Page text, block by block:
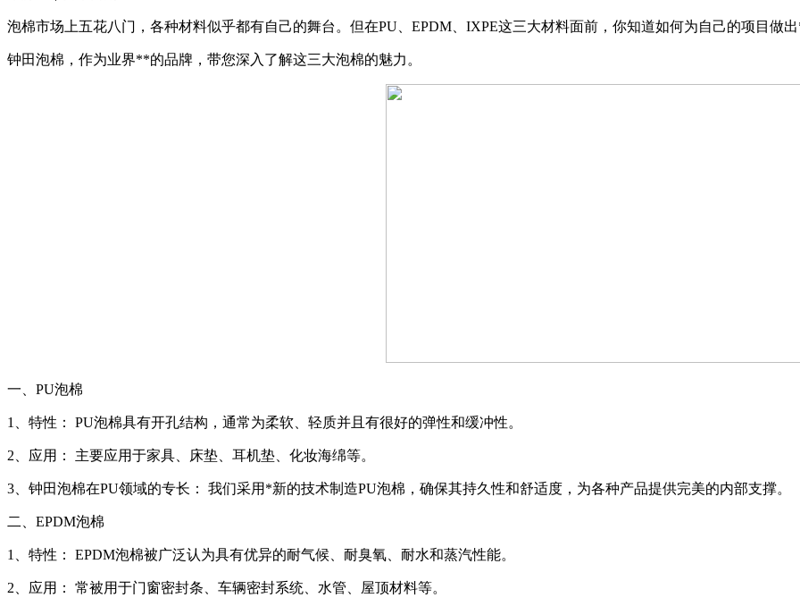
泡棉市场上五花八门，各种材料似乎都有自己的舞台。但在PU、EPDM、IXPE这三大材料面前，你知道如何为自己的项目做
钟田泡棉，作为业界**的品牌，带您深入了解这三大泡棉的魅力。
一、PU泡棉
1、特性： PU泡棉具有开孔结构，通常为柔软、轻质并且有很好的弹性和缓冲性。
2、应用： 主要应用于家具、床垫、耳机垫、化妆海绵等。
3、钟田泡棉在PU领域的专长： 我们采用*新的技术制造PU泡棉，确保其持久性和舒适度，为各种产品提供完美的内部支撑。
二、EPDM泡棉
1、特性： EPDM泡棉被广泛认为具有优异的耐气候、耐臭氧、耐水和蒸汽性能。
2、应用： 常被用于门窗密封条、车辆密封系统、水管、屋顶材料等。